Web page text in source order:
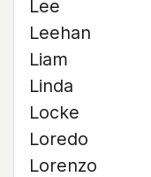
Lee
Leehan
Liam
Linda
Locke
Loredo
Lorenzo